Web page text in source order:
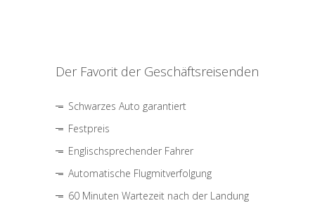
Der Favorit der Geschäftsreisenden
Schwarzes Auto garantiert
Festpreis
Englischsprechender Fahrer
Automatische Flugmitverfolgung
60 Minuten Wartezeit nach der Landung